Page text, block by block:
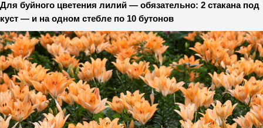
Для буйного цветения лилий — обязательно: 2 стакана под
куст — и на одном стебле по 10 бутонов